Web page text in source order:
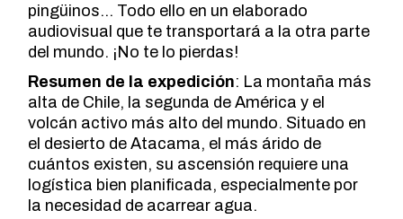
pingüinos… Todo ello en un elaborado
audiovisual que te transportará a la otra parte
del mundo. ¡No te lo pierdas!
Resumen de la expedición: La montaña más
alta de Chile, la segunda de América y el
volcán activo más alto del mundo. Situado en
el desierto de Atacama, el más árido de
cuántos existen, su ascensión requiere una
logística bien planificada, especialmente por
la necesidad de acarrear agua.